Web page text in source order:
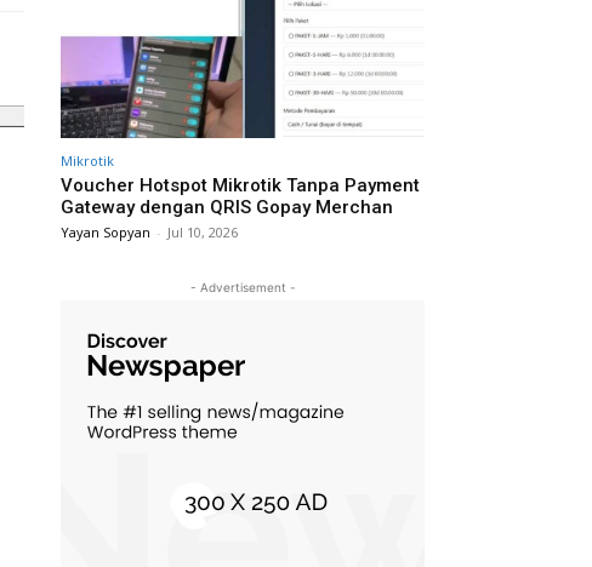
Mikrotik
Voucher Hotspot Mikrotik Tanpa Payment
Gateway dengan QRIS Gopay Merchan
Yayan Sopyan - Jul 10, 2026
- Advertisement -